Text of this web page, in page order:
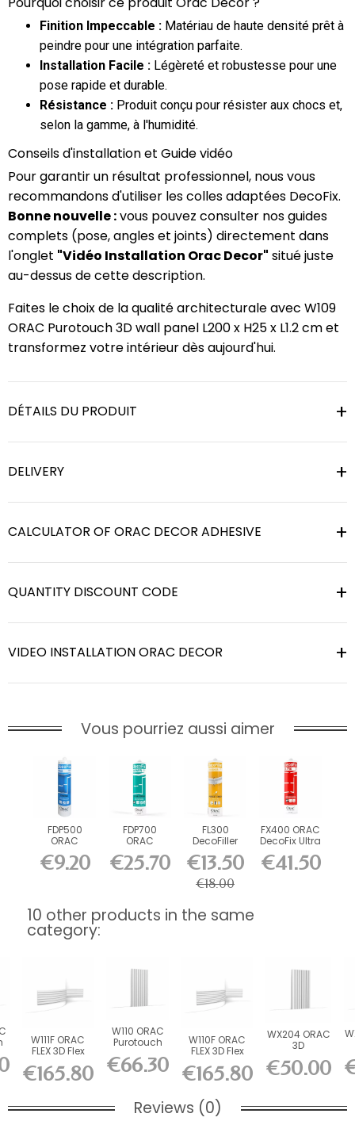
Finition Impeccable : Matériau de haute densité prêt à
peindre pour une intégration parfaite.
Installation Facile : Légèreté et robustesse pour une
pose rapide et durable.
Résistance : Produit conçu pour résister aux chocs et,
selon la gamme, à l'humidité.
Conseils d'installation et Guide vidéo
Pour garantir un résultat professionnel, nous vous
recommandons d'utiliser les colles adaptées DecoFix.
Bonne nouvelle :vous pouvez consulter nos guides
complets (pose, angles et joints) directement dans
l'onglet "Vidéo Installation Orac Decor" situé juste
au-dessus de cette description.
Faites le choix de la qualité architecturale avec W109
ORAC Purotouch 3D wall panel L200 x H25 x L1.2 cm et
transformez votre intérieur dès aujourd'hui.
DÉTAILS DU PRODUIT
DELIVERY
CALCULATOR OF ORAC DECOR ADHESIVE
QUANTITY DISCOUNT CODE
VIDEO INSTALLATION ORAC DECOR
Vous pourriez aussi aimer
FDP500
ORAC
DecoFix Pro
310 ml
€9.20
FDP700
ORAC
DecoFix
Power 290
ml
€25.70
FL300
DecoFiller
€13.50
€18.00
FX400 ORAC
DecoFix Ultra
€41.50
10 other products in the same
category:
W111F ORAC
FLEX 3D Flex
Wall Panel
L200 x...
€165.80
W110 ORAC
Purotouch
3D wall
panel L200
x...
€66.30
W110F ORAC
FLEX 3D Flex
Wall Panel
L200 x...
€165.80
WX204 ORAC
3D
Duropolymer
wall panel
L200...
€50.00
Reviews (0)